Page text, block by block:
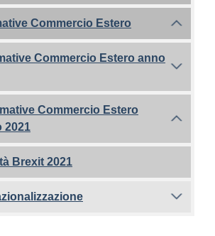
Commercio Estero
Commercio Estero anno
Commercio Estero
2021
Brexit 2021